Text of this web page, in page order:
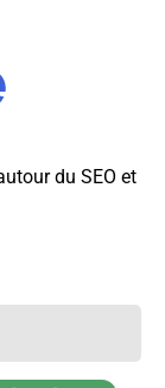
du SEO et